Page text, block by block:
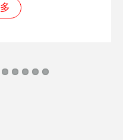
阅读更多内容